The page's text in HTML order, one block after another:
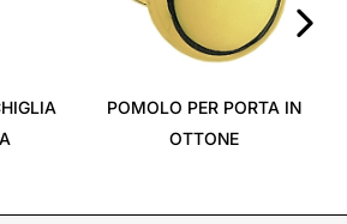
POMOLO PER PORTA IN
OTTONE